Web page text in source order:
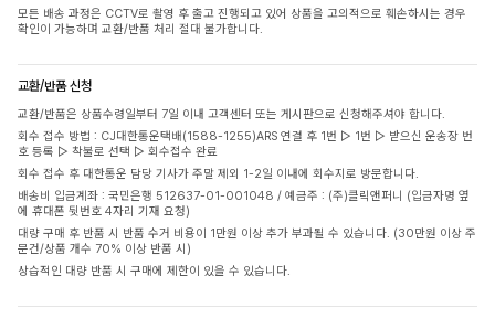
모든 배송 과정은 CCTV로 촬영 후 출고 진행되고 있어 상품을 고의적으로 훼손하시는 경우
확인이 가능하며 교환/반품 처리 절대 불가합니다.
교환/반품 신청
교환/반품은 상품수령일부터 7일 이내 고객센터 또는 게시판으로 신청해주셔야 합니다.
회수 접수 방법 : CJ대한통운택배(1588-1255)ARS 연결 후 1번 ▷ 1번 ▷ 받으신 운송장 번
호 등록 ▷ 착불로 선택 ▷ 회수접수 완료
회수 접수 후 대한통운 담당 기사가 주말 제외 1-2일 이내에 회수지로 방문합니다.
배송비 입금계좌 : 국민은행 512637-01-001048 / 예금주 : (주)클릭앤퍼니 (입금자명 옆
에 휴대폰 뒷번호 4자리 기재 요청)
대량 구매 후 반품 시 반품 수거 비용이 1만원 이상 추가 부과될 수 있습니다. (30만원 이상 주
문건/상품 개수 70% 이상 반품 시)
상습적인 대량 반품 시 구매에 제한이 있을 수 있습니다.